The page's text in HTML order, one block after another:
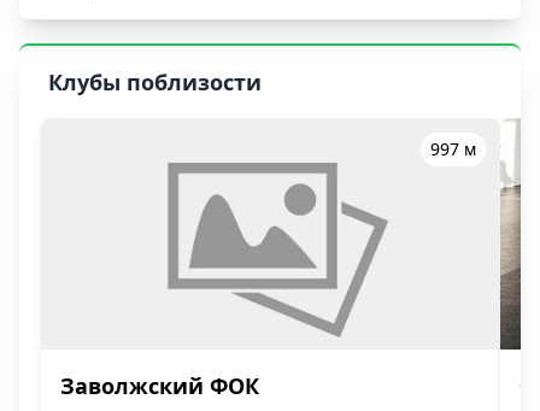
Клубы поблизости
997 м
Заволжский ФОК